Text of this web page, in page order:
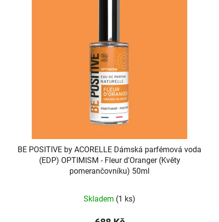
BE POSITIVE by ACORELLE Dámská parfémová voda
(EDP) OPTIMISM - Fleur d'Oranger (Květy
pomerančovníku) 50ml
Skladem (1 ks)